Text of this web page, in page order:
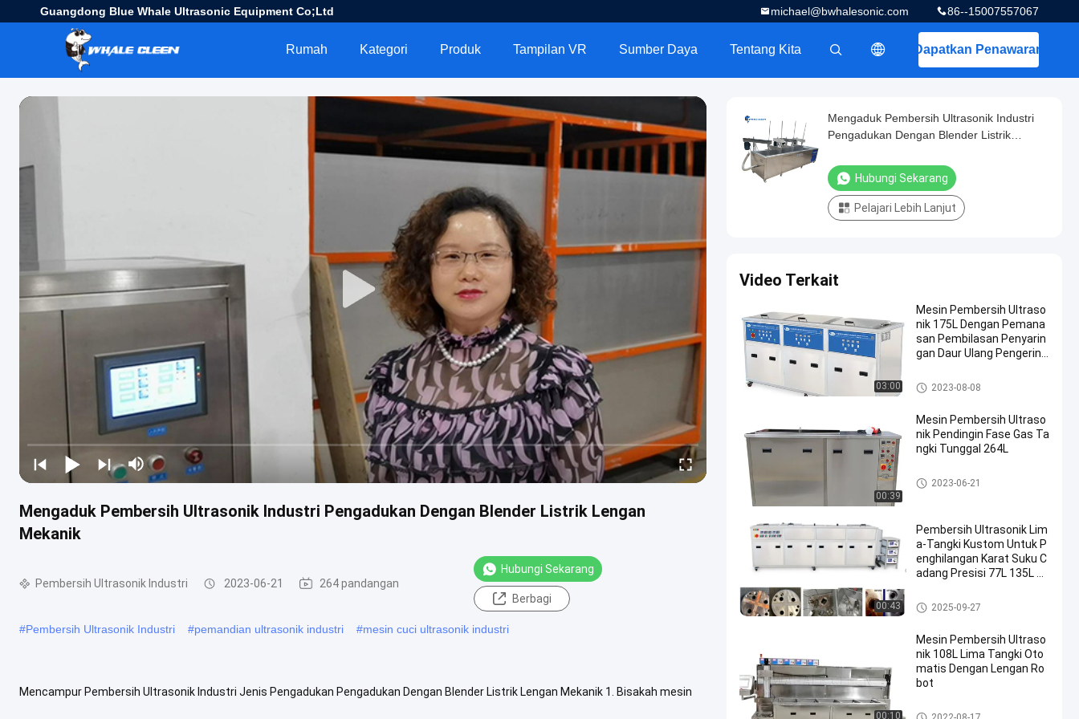
Guangdong Blue Whale Ultrasonic Equipment Co;Ltd 86--15007557067
michael@bwhalesonic.com
Dapatkan Penawaran
Rumah Kategori Produk Tampilan VR Sumber Daya Tentang Kita
Mengaduk Pembersih Ultrasonik Industri Pengadukan Dengan Blender Listrik Lengan
Mekanik
Pembersih Ultrasonik Industri 2023-06-21 264 pandangan
Hubungi Sekarang
Berbagi
#Pembersih Ultrasonik Industri #pemandian ultrasonik industri #mesin cuci ultrasonik industri
Mencampur Pembersih Ultrasonik Industri Jenis Pengadukan Pengadukan Dengan Blender Listrik Lengan Mekanik 1. Bisakah mesin
Mengaduk Pembersih Ultrasonik Industri
Pengadukan Dengan Blender Listrik
Hubungi Sekarang
Pelajari Lebih Lanjut
Video Terkait
03:00
Mesin Pembersih Ultraso
nik 175L Dengan Pemana
san Pembilasan Penyarin
gan Daur Ulang Pengering
Pembersih Ultrasonik Industri
2023-08-08
00:39
Mesin Pembersih Ultraso
nik Pendingin Fase Gas Ta
ngki Tunggal 264L
Mesin Pembersih Ultrasonik
2023-06-21
00:43
Pembersih Ultrasonik Lim
a-Tangki Kustom Untuk P
enghilangan Karat Suku C
adang Presisi 77L 135L D
uku Cadang
Pembersih Ultrasonik Industri
2025-09-27
00:10
Mesin Pembersih Ultraso
nik 108L Lima Tangki Oto
matis Dengan Lengan Ro
bot
Pembersih Ultrasonik Industri